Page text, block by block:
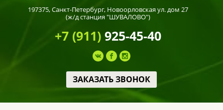
197375,Санкт-Петербург, Новоорловская ул. дом 27
(ж/д станция "ШУВАЛОВО")
+7 (911)925-45-40
ЗАКАЗАТЬ ЗВОНОК